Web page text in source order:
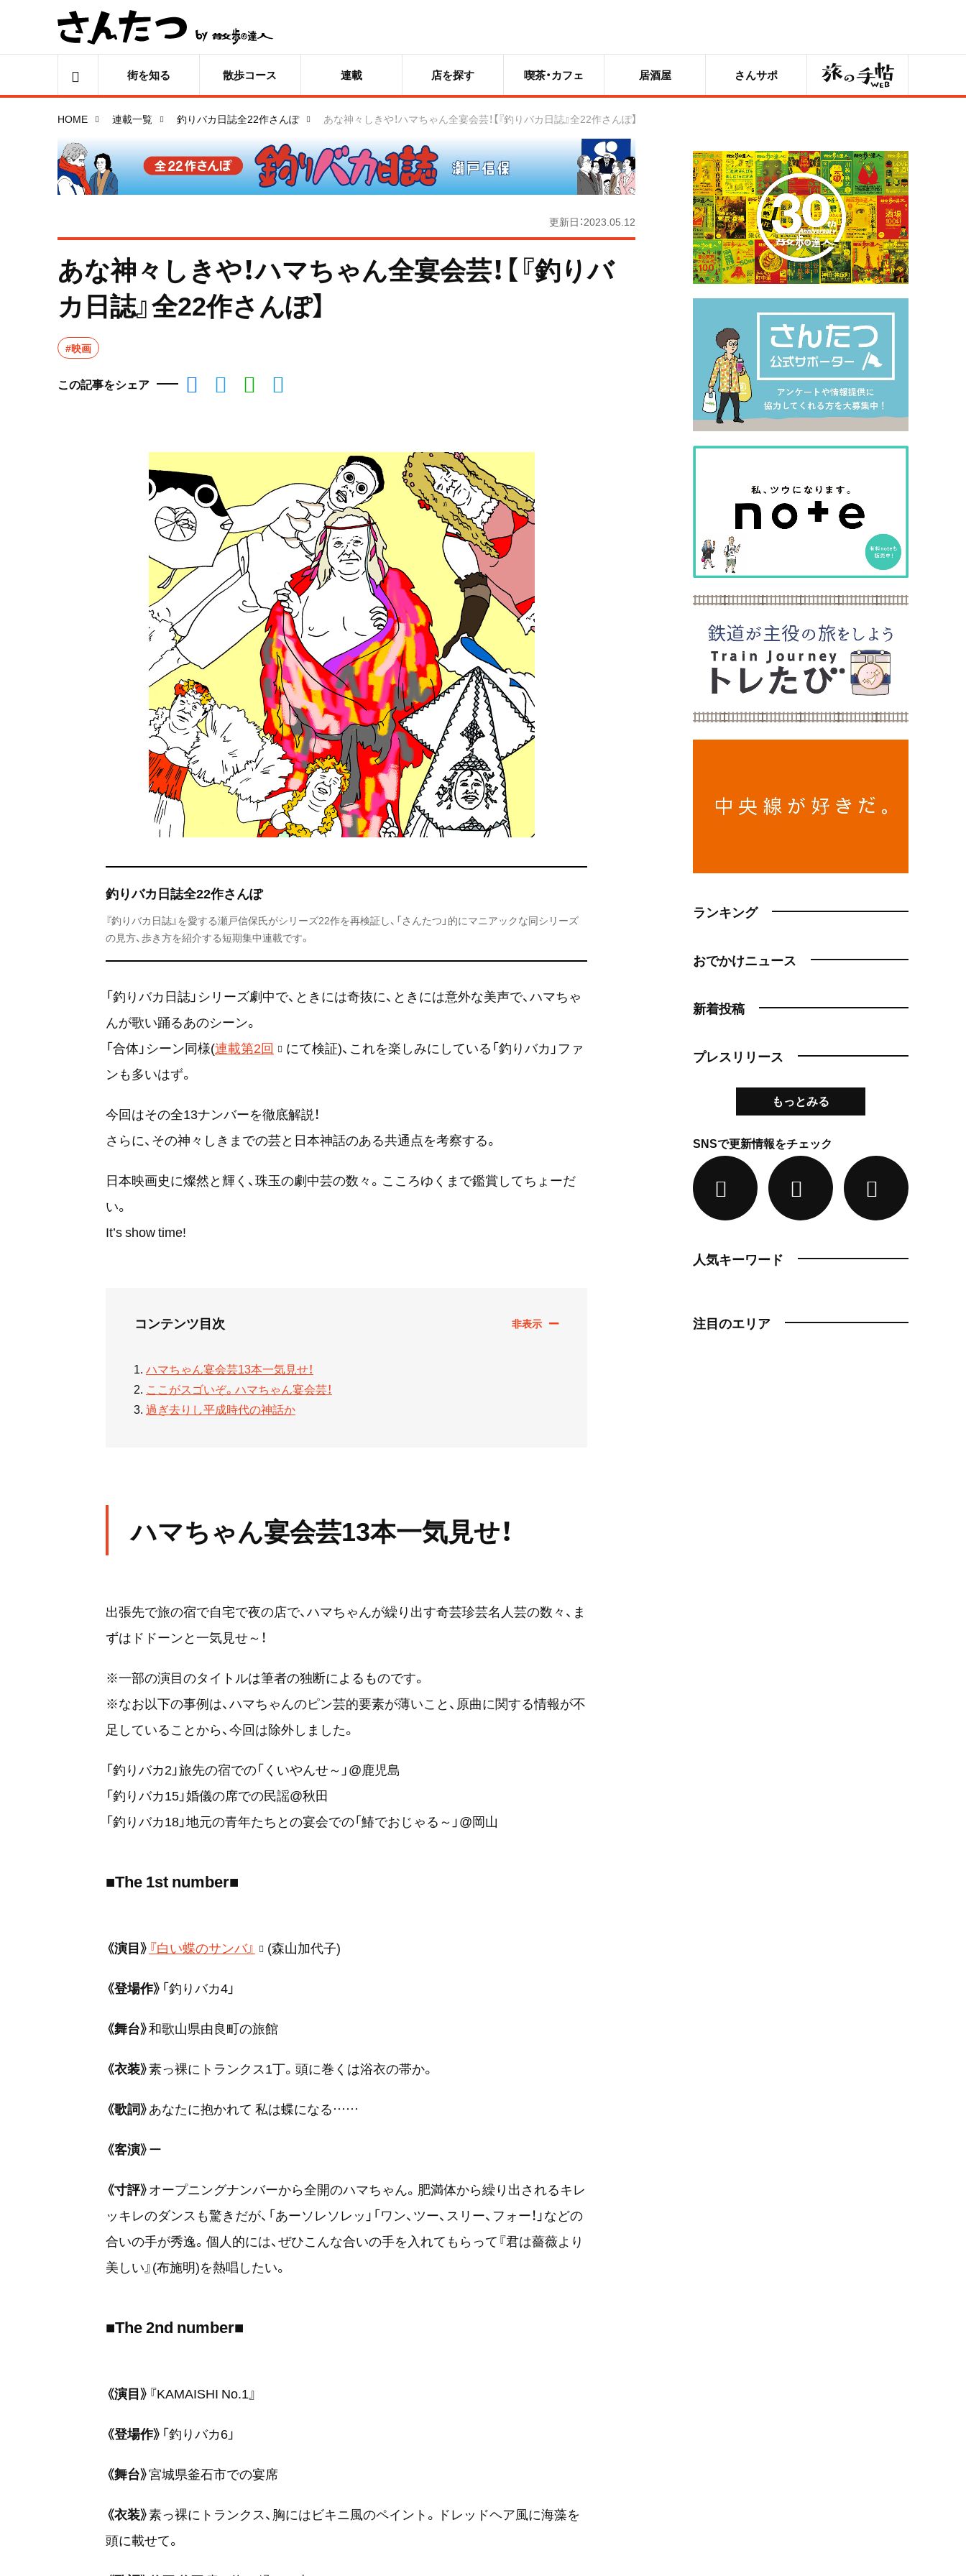
街を知る 散歩コース 連載 店を探す 喫茶・カフェ 居酒屋 さんサポ 旅の手帖
HOME 連載一覧 釣りバカ日誌全22作さんぽ あな神々しきや！ハマちゃん全宴会芸！【『釣りバカ日誌』全22作さんぽ】
更新日：2023.05.12
あな神々しきや！ハマちゃん全宴会芸！【『釣りバ
カ日誌』全22作さんぽ】
#映画
この記事をシェア
釣りバカ日誌全22作さんぽ
『釣りバカ日誌』を愛する瀬戸信保氏がシリーズ22作を再検証し、「さんたつ」的にマニアックな同シリーズ
の見方、歩き方を紹介する短期集中連載です。
「釣りバカ日誌」シリーズ劇中で、ときには奇抜に、ときには意外な美声で、ハマちゃ
んが歌い踊るあのシーン。
「合体」シーン同様(連載第2回
にて検証)、これを楽しみにしている「釣りバカ」ファ
ンも多いはず。
今回はその全13ナンバーを徹底解説！
さらに、その神々しきまでの芸と日本神話のある共通点を考察する。
日本映画史に燦然と輝く、珠玉の劇中芸の数々。こころゆくまで鑑賞してちょーだ
い。
It’s show time!
コンテンツ目次
ハマちゃん宴会芸13本一気見せ！
ここがスゴいぞ。ハマちゃん宴会芸！
過ぎ去りし平成時代の神話か
ハマちゃん宴会芸13本一気見せ！
出張先で旅の宿で自宅で夜の店で、ハマちゃんが繰り出す奇芸珍芸名人芸の数々、ま
ずはドドーンと一気見せ～！
※一部の演目のタイトルは筆者の独断によるものです。
※なお以下の事例は、ハマちゃんのピン芸的要素が薄いこと、原曲に関する情報が不
足していることから、今回は除外しました。
「釣りバカ2」旅先の宿での「くいやんせ～」@鹿児島
「釣りバカ15」婚儀の席での民謡@秋田
「釣りバカ18」地元の青年たちとの宴会での「鰆でおじゃる～」@岡山
■The 1st number■
《演目》 『白い蝶のサンバ』 (森山加代子)
《登場作》 「釣りバカ4」
《舞台》和歌山県由良町の旅館
《衣装》素っ裸にトランクス1丁。頭に巻くは浴衣の帯か。
《歌詞》あなたに抱かれて 私は蝶になる……
《客演》ー
《寸評》オープニングナンバーから全開のハマちゃん。肥満体から繰り出されるキレ
ッキレのダンスも驚きだが、「あーソレソレッ」「ワン、ツー、スリー、フォー！」などの
合いの手が秀逸。個人的には、ぜひこんな合いの手を入れてもらって『君は薔薇より
美しい』(布施明)を熱唱したい。
■The 2nd number■
《演目》 『KAMAISHI No.1』
《登場作》 「釣りバカ6」
《舞台》宮城県釜石市での宴席
《衣装》素っ裸にトランクス、胸にはビキニ風のペイント。ドレッドヘア風に海藻を
頭に載せて。
ランキング
おでかけニュース
新着投稿
プレスリリース
もっとみる
SNSで更新情報をチェック
人気キーワード
注目のエリア